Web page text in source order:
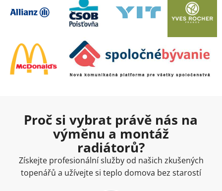
Proč si vybrat právě nás na
výměnu a montáž
radiátorů?
Získejte profesionální služby od našich zkušených
topenářů a užívejte si teplo domova bez starostí